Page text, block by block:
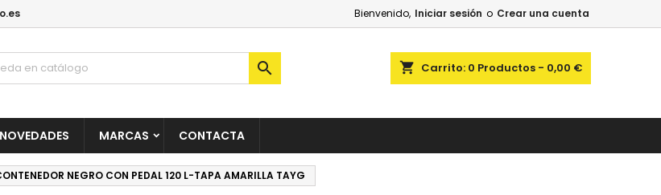
Bienvenido, Iniciar sesión o Crear una cuenta
shopping_cart Carrito: 0 Productos - 0,00 €

NOVEDADES MARCAS CONTACTA
NEGRO CON PEDAL 120 L-TAPA AMARILLA TAYG